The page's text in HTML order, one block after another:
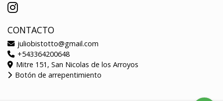
CONTACTO
juliobistotto@gmail.com
+543364200648
Mitre 151, San Nicolas de los Arroyos
Botón de arrepentimiento